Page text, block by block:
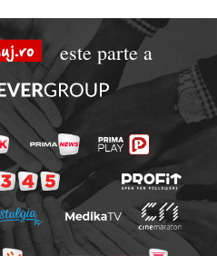
este parte a